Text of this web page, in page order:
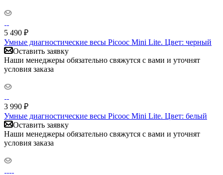
5 490 ₽
Умные диагностические весы Picooc Mini Lite. Цвет: черный
Оставить заявку
Наши менеджеры обязательно свяжутся с вами и уточнят
условия заказа
3 990 ₽
Умные диагностические весы Picooc Mini Lite. Цвет: белый
Оставить заявку
Наши менеджеры обязательно свяжутся с вами и уточнят
условия заказа